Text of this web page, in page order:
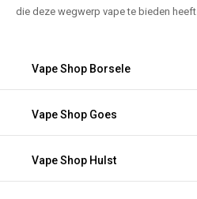
die deze wegwerp vape te bieden heeft.
Vape Shop Borsele
Vape Shop Goes
Vape Shop Hulst